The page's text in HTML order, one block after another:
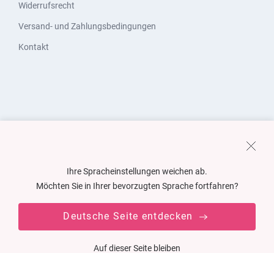
Widerrufsrecht
Versand- und Zahlungsbedingungen
Kontakt
Ihre Spracheinstellungen weichen ab.
Möchten Sie in Ihrer bevorzugten Sprache fortfahren?
Deutsche Seite entdecken
Auf dieser Seite bleiben